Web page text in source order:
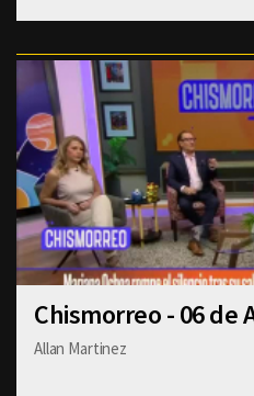
Chismorreo - 06 de
Allan Martinez